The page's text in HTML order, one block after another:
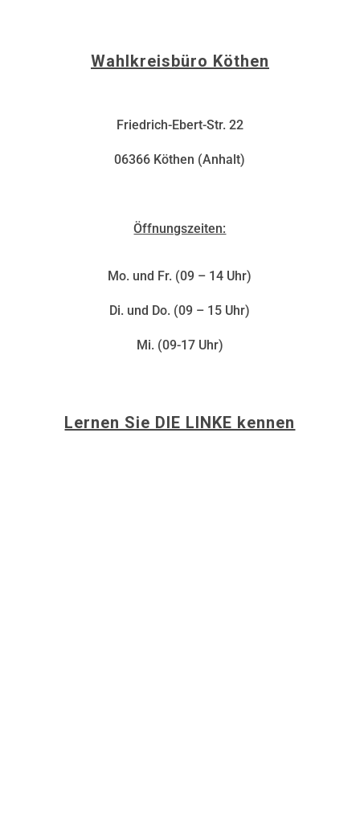
Wahlkreisbüro Köthen
Friedrich-Ebert-Str. 22
06366 Köthen (Anhalt)
Öffnungszeiten:
Mo. und Fr. (09 – 14 Uhr)
Di. und Do. (09 – 15 Uhr)
Mi. (09-17 Uhr)
Lernen Sie DIE LINKE kennen